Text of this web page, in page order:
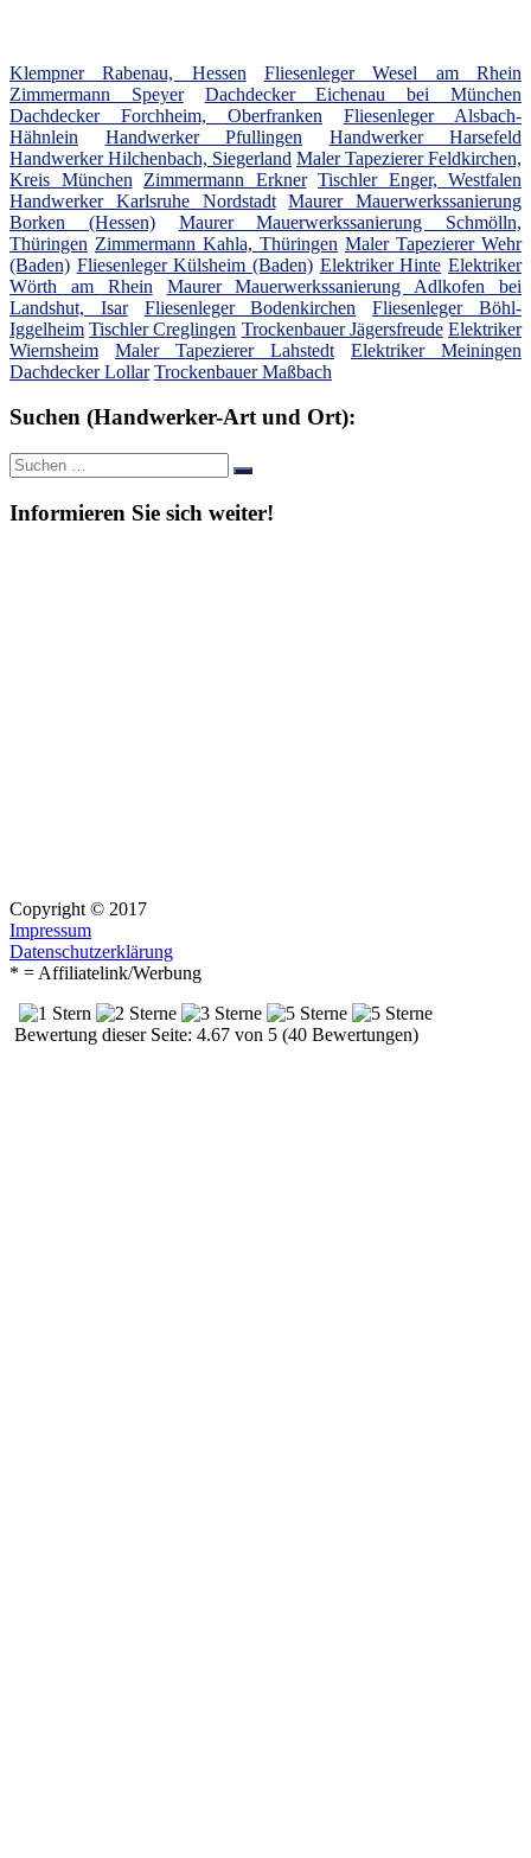
Klempner Rabenau, Hessen
Fliesenleger Wesel am Rhein
Zimmermann Speyer
Dachdecker Eichenau bei München
Dachdecker Forchheim, Oberfranken
Fliesenleger Alsbach-
Hähnlein
Handwerker Pfullingen
Handwerker Harsefeld
Handwerker Hilchenbach, Siegerland Maler Tapezierer Feldkirchen,
Kreis München
Zimmermann Erkner Tischler Enger, Westfalen
Handwerker Karlsruhe Nordstadt
Maurer Mauerwerkssanierung
Borken (Hessen)
Maurer Mauerwerkssanierung Schmölln,
Thüringen Zimmermann Kahla, Thüringen Maler Tapezierer Wehr
(Baden) Fliesenleger Külsheim (Baden) Elektriker Hinte Elektriker
Wörth am Rhein
Maurer Mauerwerkssanierung Adlkofen bei
Landshut, Isar
Fliesenleger Bodenkirchen
Fliesenleger Böhl-
Iggelheim Tischler Creglingen Trockenbauer Jägersfreude Elektriker
Wiernsheim
Maler Tapezierer Lahstedt
Elektriker Meiningen
Dachdecker Lollar Trockenbauer Maßbach
Suchen (Handwerker-Art und Ort):
Suche
nach:
Suchen
Informieren Sie sich weiter!
Copyright © 2017
Impressum
Datenschutzerklärung
* = Affiliatelink/Werbung
Bewertung dieser Seite: 4.67 von 5 (40 Bewertungen)